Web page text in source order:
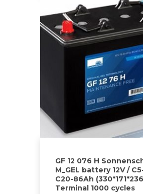
GF 12 076 H
M_GEL battery 12V /
C20-86Ah
Terminal 1000 cycles